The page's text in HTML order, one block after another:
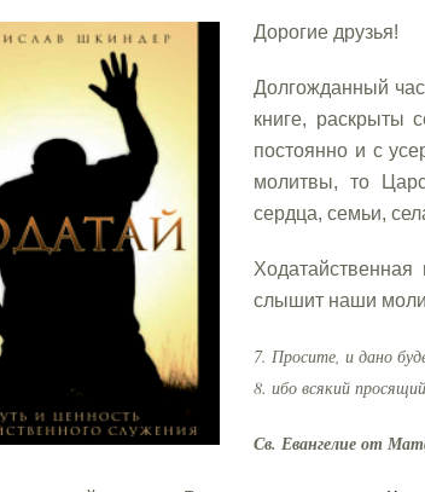
Дорогие друзья!
Долгожданный
книге, раскрыты
постоянно и с
молитвы, то
сердца, семьи,
слышит наши
7. Просите, и дано
8. ибо всякий
Св. Евангелие от